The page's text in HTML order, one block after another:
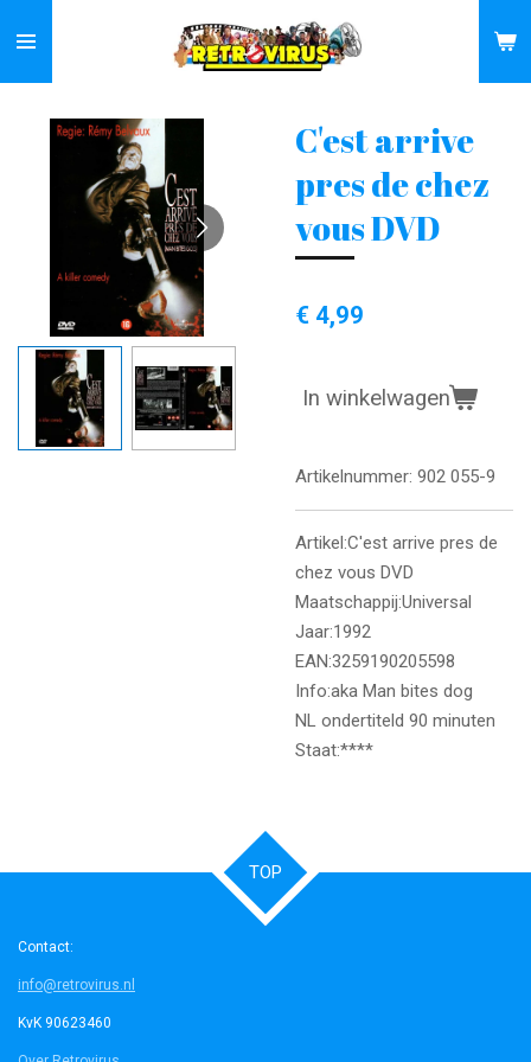
direct
naar
hoofdinhoud
C'est arrive
pres de chez
vous DVD
€ 4,99
In winkelwagen
Artikelnummer: 902 055-9
Artikel:C'est arrive pres de
chez vous DVD
Maatschappij:Universal
Jaar:1992
EAN:3259190205598
Info:aka Man bites dog
NL ondertiteld 90 minuten
Staat:****
TOP
Contact:
info@retrovirus.nl
KvK 90623460